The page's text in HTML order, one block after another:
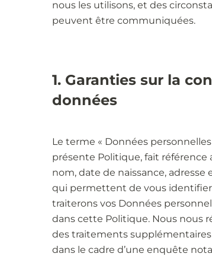
nous les utilisons, et des
peuvent être communiquées.
1. Garanties sur la
données
Le terme « Données
présente Politique, fait
nom, date de naissance,
qui permettent de vous
traiterons vos Données
dans cette Politique. Nous nous
des traitements
dans le cadre d’une enquête